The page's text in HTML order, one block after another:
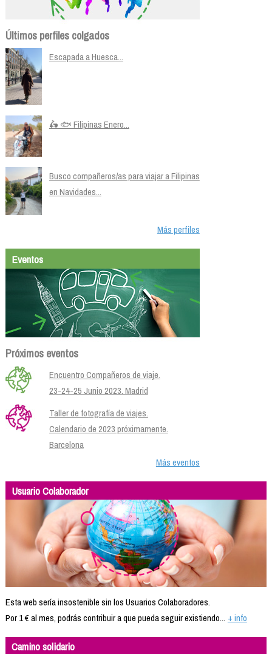
Últimos perfiles colgados
Escapada a Huesca...
🛵 🐟 Filipinas Enero...
Busco compañeros/as para viajar a Filipinas
en Navidades...
Más perfiles
Eventos
Próximos eventos
Encuentro Compañeros de viaje.
23-24-25 Junio 2023. Madrid
Taller de fotografía de viajes.
Calendario de 2023 próximamente.
Barcelona
Más eventos
Usuario Colaborador
Esta web sería insostenible sin los Usuarios Colaboradores.
Por 1 € al mes, podrás contribuir a que pueda seguir existiendo... + info
Camino solidario